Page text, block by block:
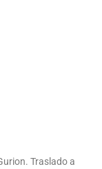
Traslado a